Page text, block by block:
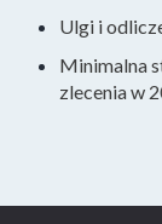
Ulgi i
Minimalna
zlecenia w